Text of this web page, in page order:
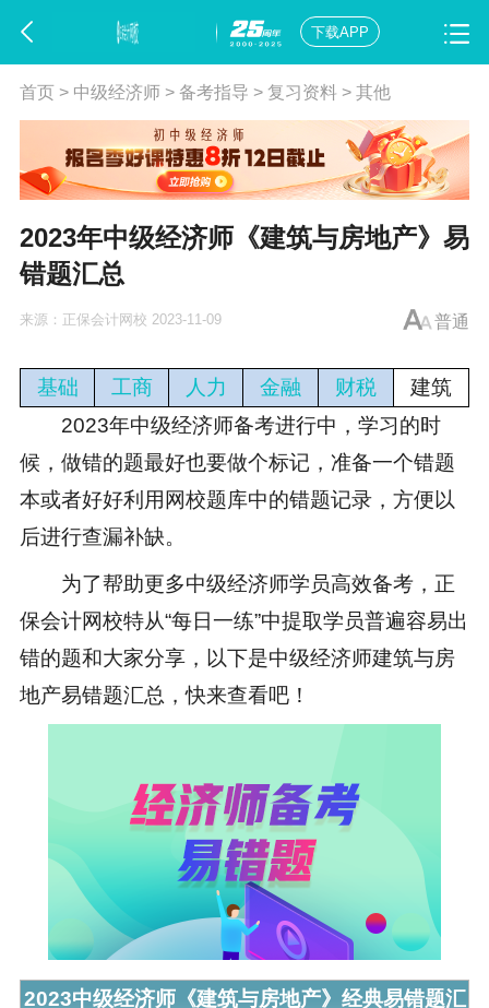
下载APP
首页> 中级经济师> 备考指导 > 复习资料 > 其他
2023年中级经济师《建筑与房地产》易
错题汇总
普通
来源： 正保会计网校 2023-11-09
基础 工商 人力 金融 财税
建筑
2023年中级经济师备考进行中，学习的时
候，做错的题最好也要做个标记，准备一个错题
本或者好好利用网校题库中的错题记录，方便以
后进行查漏补缺。
为了帮助更多中级经济师学员高效备考，正
保会计网校特从“每日一练”中提取学员普遍容易出
错的题和大家分享，以下是中级经济师建筑与房
地产易错题汇总，快来查看吧！
2023中级经济师《建筑与房地产》经典易错题汇